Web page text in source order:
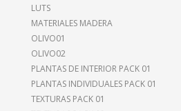
LUTS
MATERIALES MADERA
OLIVO01
OLIVO02
PLANTAS DE INTERIOR PACK 01
PLANTAS INDIVIDUALES PACK 01
TEXTURAS PACK 01